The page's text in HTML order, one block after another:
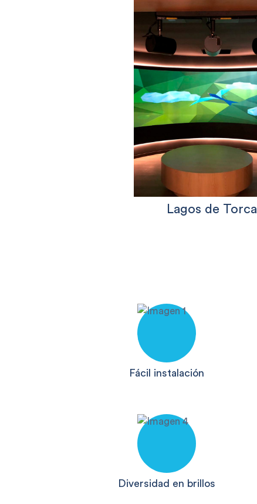
Lagos de Torca
Fácil instalación
Diversidad en brillos